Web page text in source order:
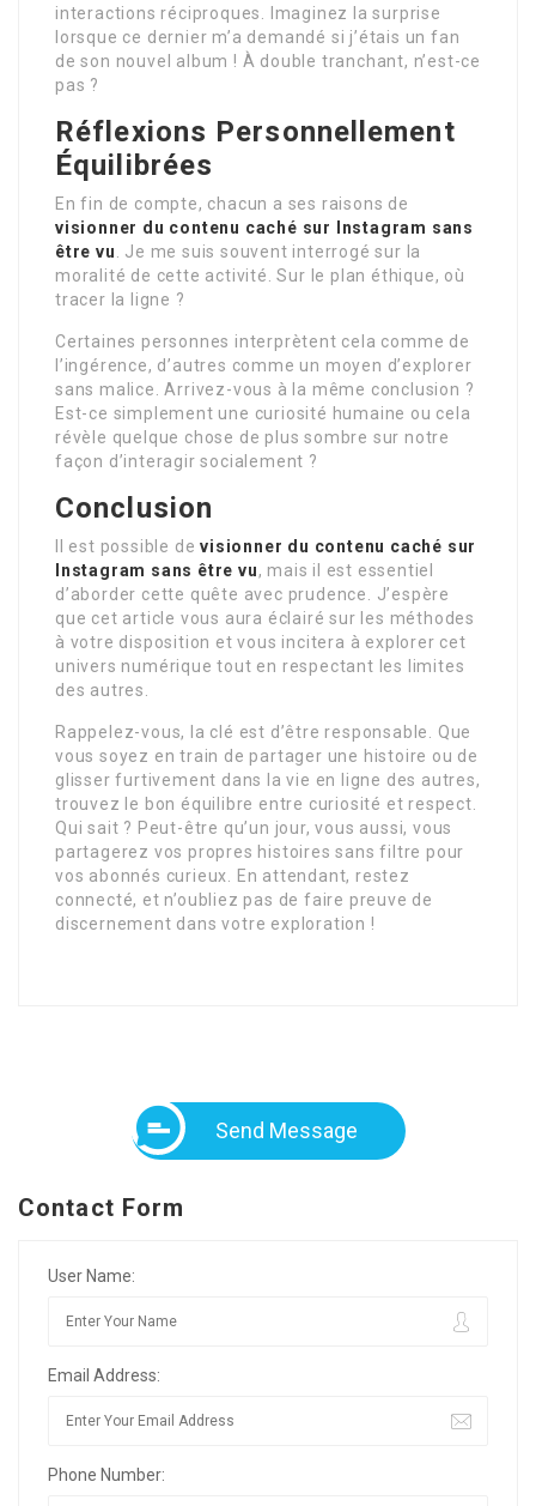
interactions réciproques. Imaginez la surprise
lorsque ce dernier m’a demandé si j’étais un fan
de son nouvel album ! À double tranchant, n’est-ce
pas ?
Réflexions Personnellement
Équilibrées
En fin de compte, chacun a ses raisons de
visionner du contenu caché sur Instagram sans
être vu
. Je me suis souvent interrogé sur la
moralité de cette activité. Sur le plan éthique, où
tracer la ligne ?
Certaines personnes interprètent cela comme de
l’ingérence, d’autres comme un moyen d’explorer
sans malice. Arrivez-vous à la même conclusion ?
Est-ce simplement une curiosité humaine ou cela
révèle quelque chose de plus sombre sur notre
façon d’interagir socialement ?
Conclusion
Il est possible devisionner du contenu caché sur
Instagram sans être vu, mais il est essentiel
d’aborder cette quête avec prudence. J’espère
que cet article vous aura éclairé sur les méthodes
à votre disposition et vous incitera à explorer cet
univers numérique tout en respectant les limites
des autres.
Rappelez-vous, la clé est d’être responsable. Que
vous soyez en train de partager une histoire ou de
glisser furtivement dans la vie en ligne des autres,
trouvez le bon équilibre entre curiosité et respect.
Qui sait ? Peut-être qu’un jour, vous aussi, vous
partagerez vos propres histoires sans filtre pour
vos abonnés curieux. En attendant, restez
connecté, et n’oubliez pas de faire preuve de
discernement dans votre exploration !
Send Message
Contact Form
User Name:
Email Address:
Phone Number: